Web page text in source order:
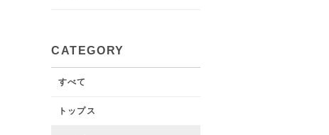
CATEGORY
すべて
トップス